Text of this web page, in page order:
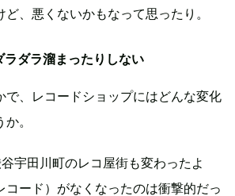
、悪くないかもなって思ったり。
ダラ溜まったりしない
、レコードショップにはどんな変化
。
谷宇田川町のレコ屋街も変わったよ
コード）がなくなったのは衝撃的だっ